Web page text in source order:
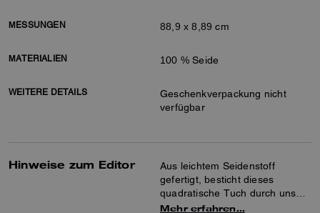
MESSUNGEN 88,9 x 8,89 cm
MATERIALIEN 100 % Seide
WEITERE DETAILS
Geschenkverpackung nicht
verfügbar
Hinweise zum Editor
Aus leichtem Seidenstoff
gefertigt, besticht dieses
quadratische Tuch durch unser
strukturiertes Signature-Muster
Mehr erfahren…